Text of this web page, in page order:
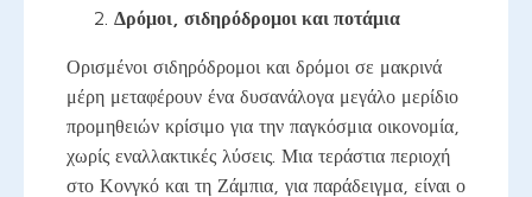
Δρόμοι, σιδηρόδρομοι και ποτάμια
Ορισμένοι σιδηρόδρομοι και δρόμοι σε μακρινά
μέρη μεταφέρουν ένα δυσανάλογα μεγάλο μερίδιο
προμηθειών κρίσιμο για την παγκόσμια οικονομία,
χωρίς εναλλακτικές λύσεις. Μια τεράστια περιοχή
στο Κονγκό και τη Ζάμπια, για παράδειγμα, είναι ο